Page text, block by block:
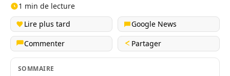
1 min de lecture
Lire plus tard
Google News
Commenter
Partager
SOMMAIRE